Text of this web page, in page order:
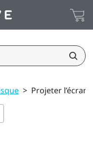
> Projeter l’écran